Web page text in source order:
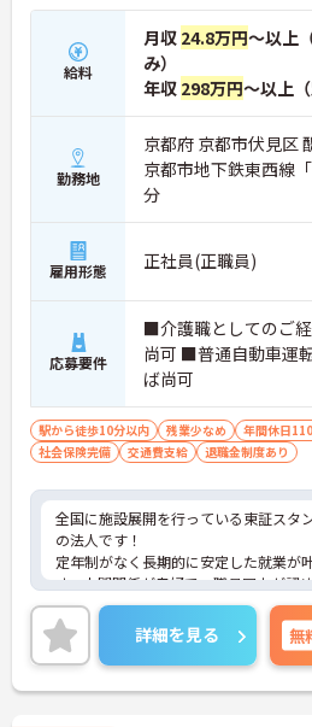
給料
月収 24.8万円～以上
み）
年収 298万円～以上
勤務地
京都府 京都市伏見区
京都市地下鉄東西線
分
雇用形態 正社員(正職員)
応募要件
■介護職としてのご
尚可 ■普通自動車運
ば尚可
駅から徒歩10分以内 残業少なめ 年間休日
社会保険完備
交通費支給 退職金制度あり
全国に施設展開を行っている東証スタ
の法人です！
定年制がなく長期的に安定した就業が
す。人間関係が良好で、職員同士が認
根付いています。
ご興味のある方には、面接対策ポイント
に詳細をご案内しますのでお気軽にご
い！
詳細を見る 無